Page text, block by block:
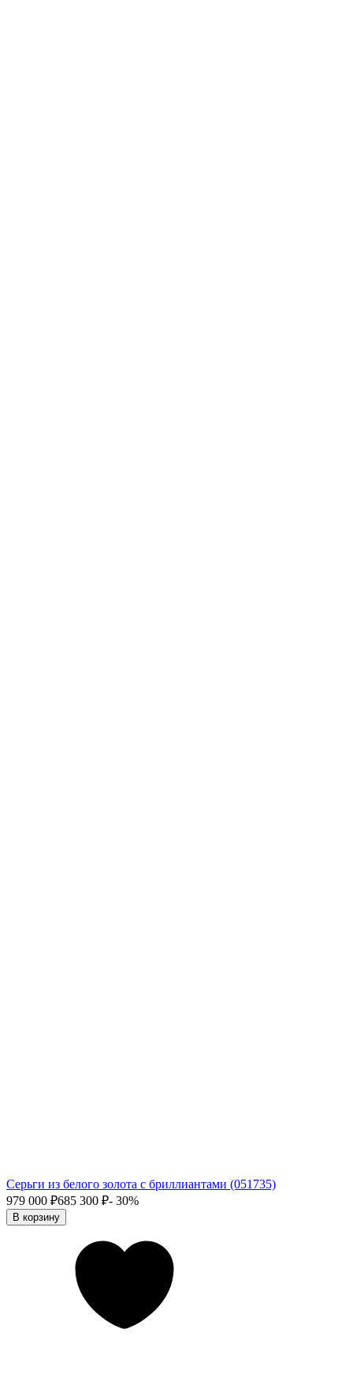
Серьги из белого золота с бриллиантами (051735)
979 000 ₽685 300 ₽- 30%
В корзину